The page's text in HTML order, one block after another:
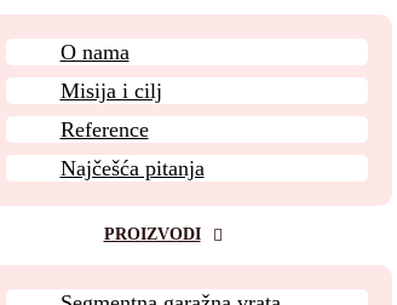
O nama
Misija i cilj
Reference
Najčešća pitanja
PROIZVODI